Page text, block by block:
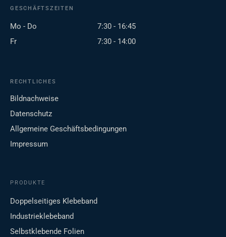
GESCHÄFTSZEITEN
Mo - Do
7:30 - 16:45
Fr
7:30 - 14:00
RECHTLICHES
Bildnachweise
Datenschutz
Allgemeine Geschäftsbedingungen
Impressum
PRODUKTE
Doppelseitiges Klebeband
Industrieklebeband
Selbstklebende Folien